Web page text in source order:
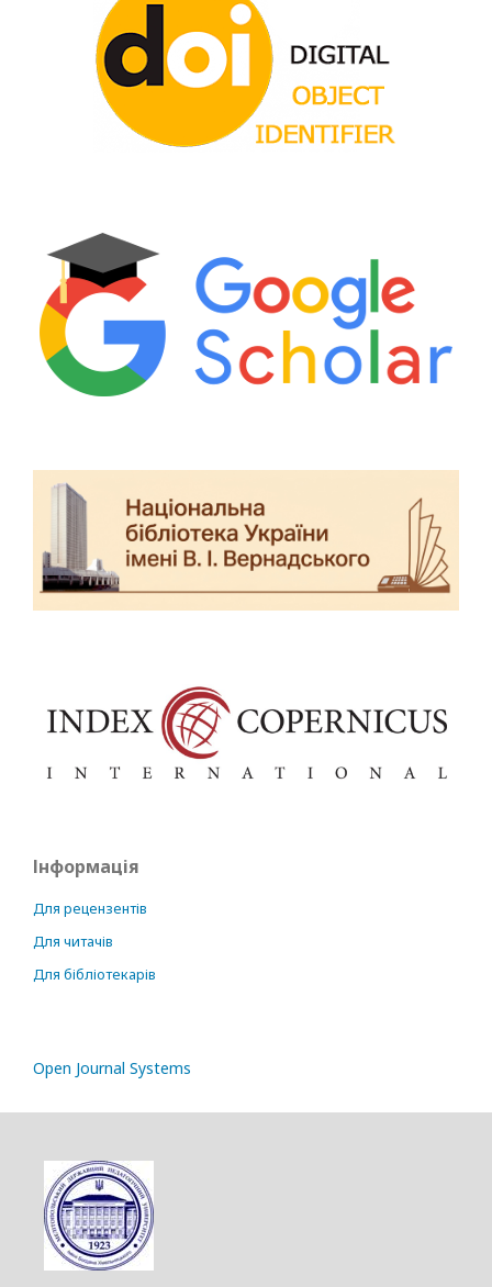
Інформація
Для рецензентів
Для читачів
Для бібліотекарів
Open Journal Systems